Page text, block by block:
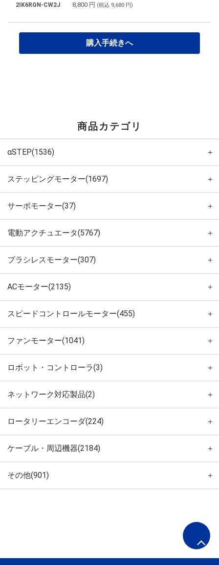
2IK6RGN-CW2J
8,800 円 (税込 9,680 円)
購入手続きへ
商品カテゴリ
αSTEP(1536) ＋
ステッピングモーター(1697) ＋
サーボモーター(37) ＋
電動アクチュエータ(5767) ＋
ブラシレスモーター(307) ＋
ACモーター(2135) ＋
スピードコントロールモーター(455) ＋
ファンモーター(1041) ＋
ロボット・コントローラ(3) ＋
ネットワーク対応製品(2) ＋
ロータリーエンコーダ(224) ＋
ケーブル・周辺機器(2184) ＋
その他(901) ＋